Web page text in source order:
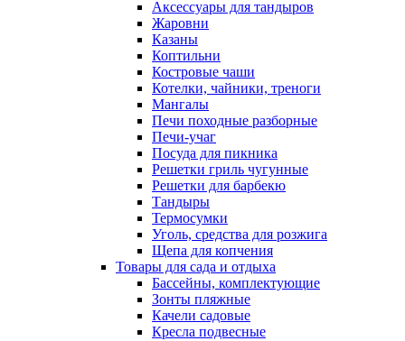
Аксессуары для тандыров
Жаровни
Казаны
Коптильни
Костровые чаши
Котелки, чайники, треноги
Мангалы
Печи походные разборные
Печи-учаг
Посуда для пикника
Решетки гриль чугунные
Решетки для барбекю
Тандыры
Термосумки
Уголь, средства для розжига
Щепа для копчения
Товары для сада и отдыха
Бассейны, комплектующие
Зонты пляжные
Качели садовые
Кресла подвесные